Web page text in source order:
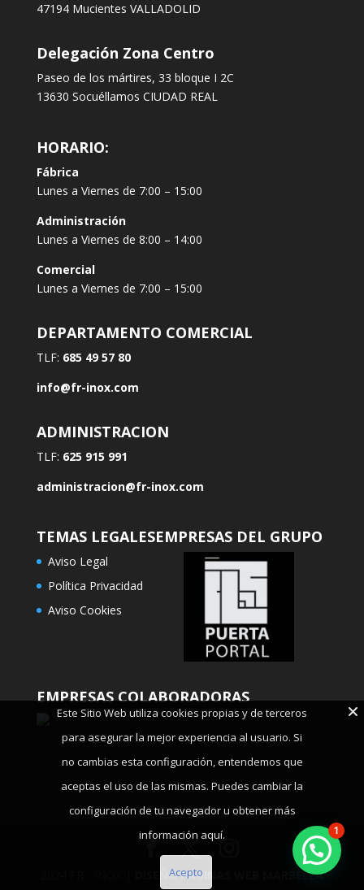
47194 Mucientes VALLADOLID
Delegación Zona Centro
Paseo de los mártires, 33 bloque I 2C
13630 Socuéllamos CIUDAD REAL
HORARIO:
Fábrica
Lunes a Viernes de 7:00 – 15:00
Administración
Lunes a Viernes de 8:00 – 14:00
Comercial
Lunes a Viernes de 7:00 – 15:00
DEPARTAMENTO COMERCIAL
TLF: 685 49 57 80
info@fr-inox.com
ADMINISTRACION
TLF: 625 915 991
administracion@fr-inox.com
TEMAS LEGALES
Aviso Legal
Política Privacidad
Aviso Cookies
EMPRESAS DEL GRUPO
EMPRESAS COLABORADORAS
DISEÑO PAGINAS WEB MARBELLA
Este Sitio Web utiliza cookies propias y de terceros
para asegurar la mejor experiencia al usuario. Si
no cambias esta configuración, entendemos que
aceptas el uso de las mismas. Puedes cambiar la
configuración de tu navegador u obtener más
información aquí.
Acepto
1